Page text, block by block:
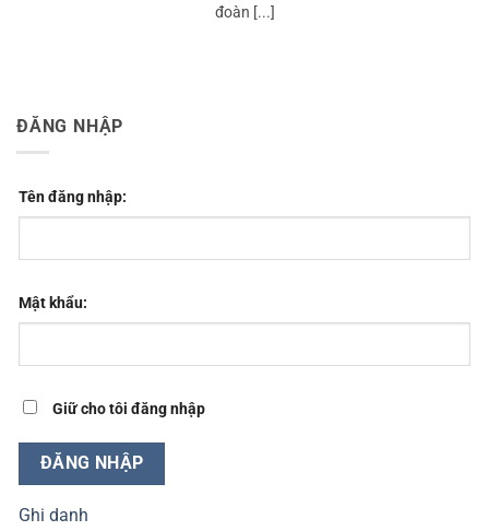
đoàn [...]
ĐĂNG NHẬP
Tên đăng nhập:
Mật khẩu:
Giữ cho tôi đăng nhập
ĐĂNG NHẬP
Ghi danh